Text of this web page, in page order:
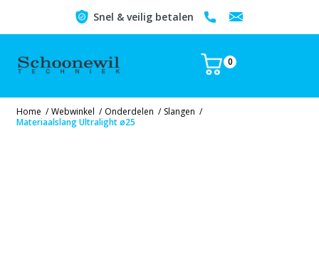
Snel & veilig betalen
0
Home / Webwinkel / Onderdelen / Slangen /
Materiaalslang Ultralight ø25